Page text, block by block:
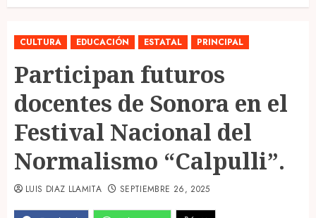
CULTURA EDUCACIÓN ESTATAL PRINCIPAL
Participan futuros
docentes de Sonora en el
Festival Nacional del
Normalismo “Calpulli”.
LUIS DIAZ LLAMITA SEPTIEMBRE 26, 2025